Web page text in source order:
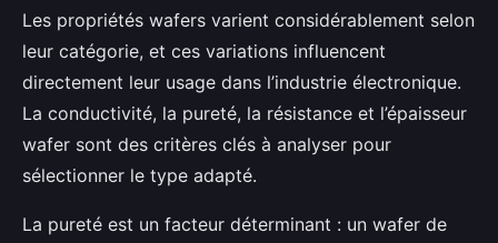
Les propriétés wafers varient considérablement selon
leur catégorie, et ces variations influencent
directement leur usage dans l’industrie électronique.
La conductivité, la pureté, la résistance et l’épaisseur
wafer sont des critères clés à analyser pour
sélectionner le type adapté.
La pureté est un facteur déterminant : un wafer de